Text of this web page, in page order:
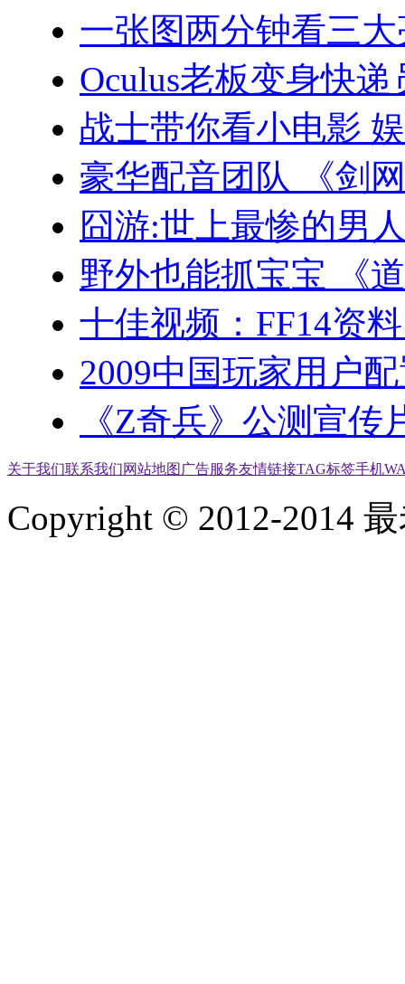
一张图两分钟看三
Oculus老板变身快
战士带你看小电影
豪华配音团队 《剑
囧游:世上最惨的男
野外也能抓宝宝 《
十佳视频：FF14资
2009中国玩家用户
《Z奇兵》公测宣
关于我们联系我们网站地图 广告服务友情链接TAG标签手机
Copyright © 2012-2014